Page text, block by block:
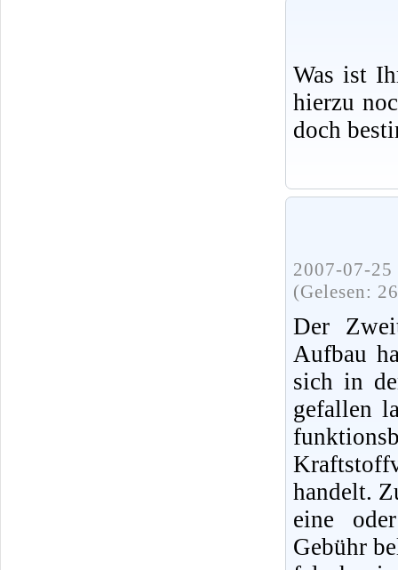
Was ist
hierzu
doch
2007-07-
(Gelesen:
Der
Aufbau
sich in
gefallen
handelt.
eine
Gebühr